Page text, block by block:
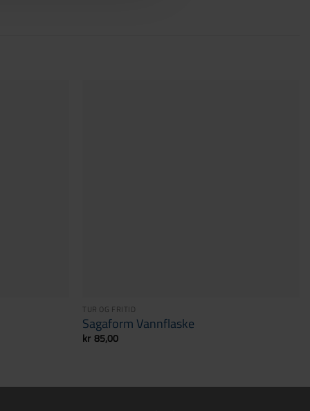
TUR OG FRITID
Sagaform Vannflaske
kr 85,00